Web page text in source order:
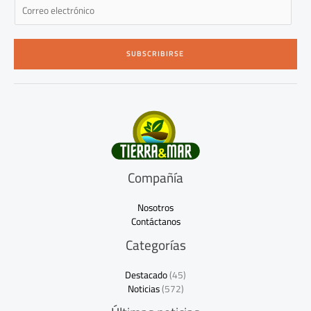
a
i
*
SUBSCRIBIRSE
Compañía
Nosotros
Contáctanos
Categorías
Destacado(45)
Noticias(572)